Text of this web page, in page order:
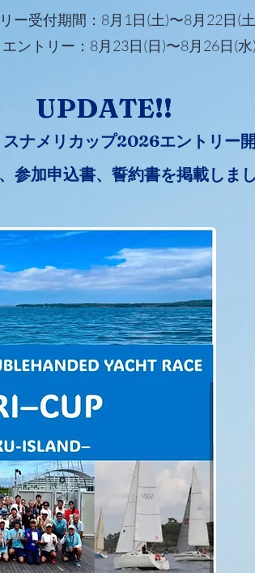
ー受付期間：8月1日(土)〜8月22日(
ントリー：8月23日(日)〜8月26日(水
UPDATE!!
ナメリカップ2026エントリー開
参加申込書、誓約書を掲載しま